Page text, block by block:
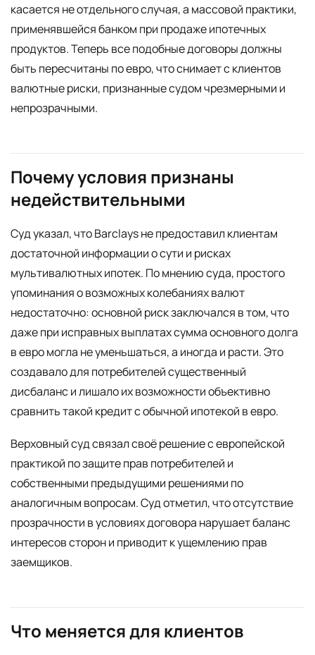
касается не отдельного случая, а массовой практики,
применявшейся банком при продаже ипотечных
продуктов. Теперь все подобные договоры должны
быть пересчитаны по евро, что снимает с клиентов
валютные риски, признанные судом чрезмерными и
непрозрачными.
Почему условия признаны
недействительными
Суд указал, что Barclays не предоставил клиентам
достаточной информации о сути и рисках
мультивалютных ипотек. По мнению суда, простого
упоминания о возможных колебаниях валют
недостаточно: основной риск заключался в том, что
даже при исправных выплатах сумма основного долга
в евро могла не уменьшаться, а иногда и расти. Это
создавало для потребителей существенный
дисбаланс и лишало их возможности объективно
сравнить такой кредит с обычной ипотекой в евро.
Верховный суд связал своё решение с европейской
практикой по защите прав потребителей и
собственными предыдущими решениями по
аналогичным вопросам. Суд отметил, что отсутствие
прозрачности в условиях договора нарушает баланс
интересов сторон и приводит к ущемлению прав
заемщиков.
Что меняется для клиентов